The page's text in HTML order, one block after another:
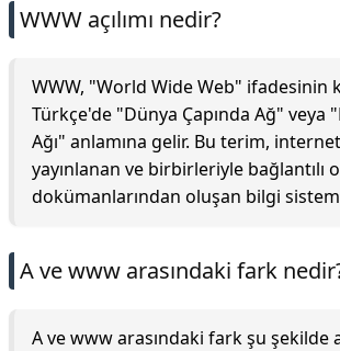
WWW açılımı nedir?
WWW, "World Wide Web" ifadesinin
Türkçe'de "Dünya Çapında Ağ" veya
Ağı" anlamına gelir. Bu terim,
yayınlanan ve birbirleriyle bağlantılı
dokümanlarından oluşan bilgi
A ve www arasındaki fark
A ve www arasındaki fark şu şekilde